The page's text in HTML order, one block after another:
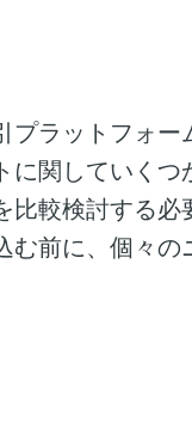
プラットフォー
に関していくつ
較検討する必
む前に、個々の